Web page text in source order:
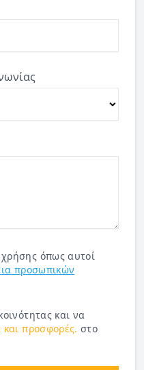
όπως αυτοί
προσωπικών
και να
προσφορές. στο